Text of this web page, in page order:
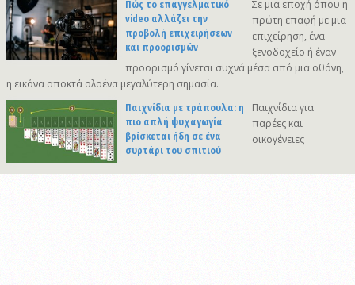
Πώς το επαγγελματικό
video αλλάζει την
προβολή επιχειρήσεων
και προορισμών
Σε μια εποχή όπου η
πρώτη επαφή με μια
επιχείρηση, ένα
ξενοδοχείο ή έναν
προορισμό γίνεται συχνά μέσα από μια οθόνη,
η εικόνα αποκτά ολοένα μεγαλύτερη σημασία.
Παιχνίδια με τράπουλα: η
πιο απλή ψυχαγωγία
βρίσκεται ήδη σε ένα
συρτάρι του σπιτιού
Παιχνίδια για
παρέες και
οικογένειες